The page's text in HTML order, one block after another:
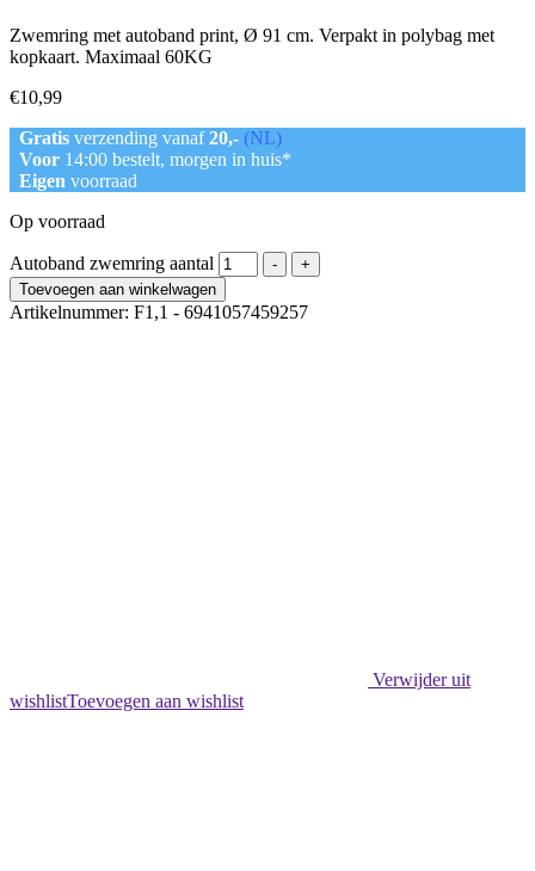
Zwemring met autoband print, Ø 91 cm. Verpakt in polybag met
kopkaart. Maximaal 60KG
€10,99
Gratis verzending vanaf20,- (NL)
Voor 14:00 bestelt, morgen in huis*
Eigen voorraad
Op voorraad
Autoband zwemring aantal -
+
Toevoegen aan winkelwagen
Artikelnummer: F1,1 - 6941057459257
Verwijder uit
wishlistToevoegen aan wishlist